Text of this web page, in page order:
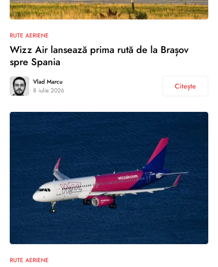
RUTE AERIENE
Wizz Air lansează prima rută de la Brașov
spre Spania
Vlad Marcu
8 iulie 2026
Citește
RUTE AERIENE